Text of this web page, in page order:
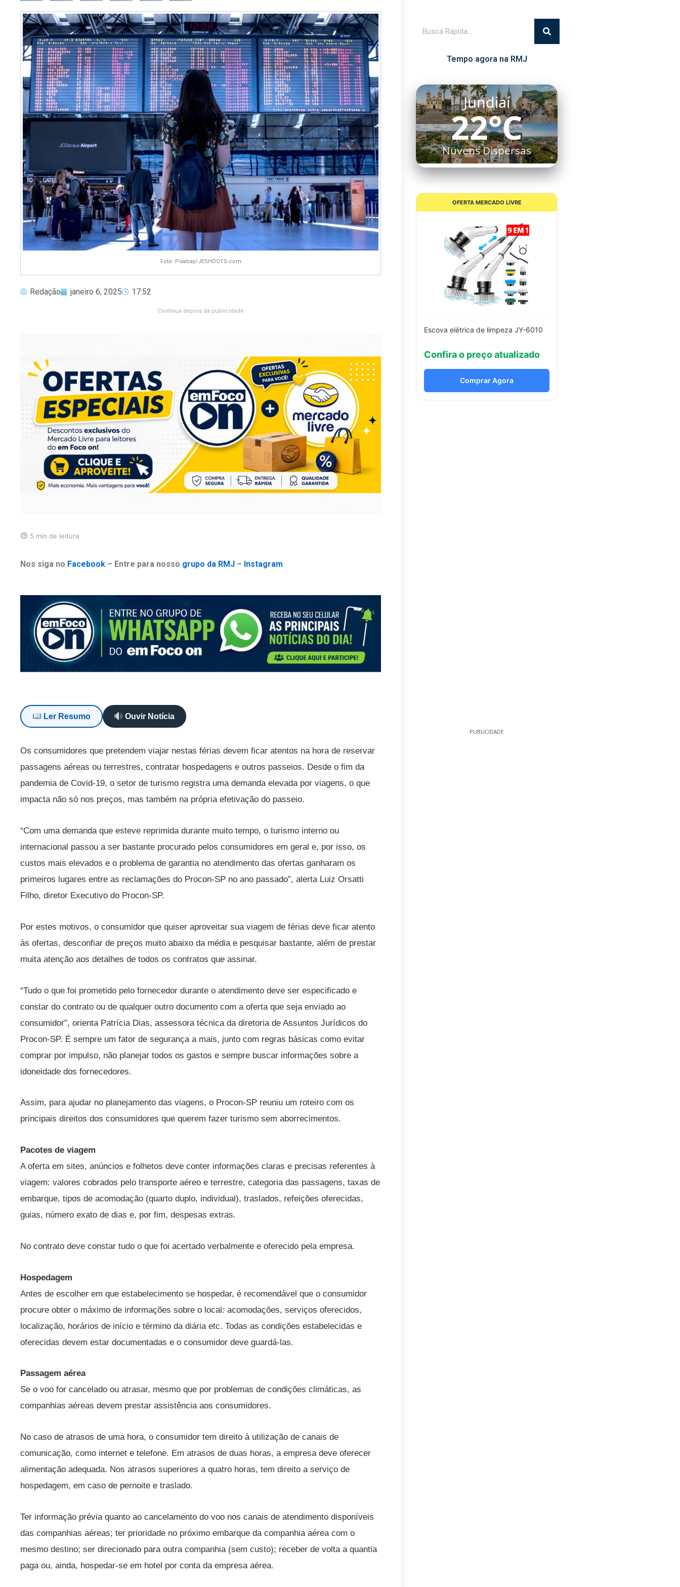
Foto: Pixabay/JESHOOTS-com
Redação janeiro 6, 2025 17:52
Continua depois da publicidade
5 min de leitura
Nos siga no Facebook – Entre para nosso grupo da RMJ – Instagram
Ler Resumo Ouvir Notícia
Os consumidores que pretendem viajar nestas férias devem ficar atentos na hora de reservar
passagens aéreas ou terrestres, contratar hospedagens e outros passeios. Desde o fim da
pandemia de Covid-19, o setor de turismo registra uma demanda elevada por viagens, o que
impacta não só nos preços, mas também na própria efetivação do passeio.
“Com uma demanda que esteve reprimida durante muito tempo, o turismo interno ou
internacional passou a ser bastante procurado pelos consumidores em geral e, por isso, os
custos mais elevados e o problema de garantia no atendimento das ofertas ganharam os
primeiros lugares entre as reclamações do Procon-SP no ano passado”, alerta Luiz Orsatti
Filho, diretor Executivo do Procon-SP.
Por estes motivos, o consumidor que quiser aproveitar sua viagem de férias deve ficar atento
às ofertas, desconfiar de preços muito abaixo da média e pesquisar bastante, além de prestar
muita atenção aos detalhes de todos os contratos que assinar.
“Tudo o que foi prometido pelo fornecedor durante o atendimento deve ser especificado e
constar do contrato ou de qualquer outro documento com a oferta que seja enviado ao
consumidor”, orienta Patrícia Dias, assessora técnica da diretoria de Assuntos Jurídicos do
Procon-SP. É sempre um fator de segurança a mais, junto com regras básicas como evitar
comprar por impulso, não planejar todos os gastos e sempre buscar informações sobre a
idoneidade dos fornecedores.
Assim, para ajudar no planejamento das viagens, o Procon-SP reuniu um roteiro com os
principais direitos dos consumidores que querem fazer turismo sem aborrecimentos.
Pacotes de viagem
A oferta em sites, anúncios e folhetos deve conter informações claras e precisas referentes à
viagem: valores cobrados pelo transporte aéreo e terrestre, categoria das passagens, taxas de
embarque, tipos de acomodação (quarto duplo, individual), traslados, refeições oferecidas,
guias, número exato de dias e, por fim, despesas extras.
No contrato deve constar tudo o que foi acertado verbalmente e oferecido pela empresa.
Hospedagem
Antes de escolher em que estabelecimento se hospedar, é recomendável que o consumidor
procure obter o máximo de informações sobre o local: acomodações, serviços oferecidos,
localização, horários de início e término da diária etc. Todas as condições estabelecidas e
oferecidas devem estar documentadas e o consumidor deve guardá-las.
Passagem aérea
Se o voo for cancelado ou atrasar, mesmo que por problemas de condições climáticas, as
companhias aéreas devem prestar assistência aos consumidores.
No caso de atrasos de uma hora, o consumidor tem direito à utilização de canais de
comunicação, como internet e telefone. Em atrasos de duas horas, a empresa deve oferecer
alimentação adequada. Nos atrasos superiores a quatro horas, tem direito a serviço de
hospedagem, em caso de pernoite e traslado.
Ter informação prévia quanto ao cancelamento do voo nos canais de atendimento disponíveis
das companhias aéreas; ter prioridade no próximo embarque da companhia aérea com o
mesmo destino; ser direcionado para outra companhia (sem custo); receber de volta a quantia
paga ou, ainda, hospedar-se em hotel por conta da empresa aérea.
Tempo agora na RMJ
Itatiba
21°C
Algumas Nuvens
OFERTA MERCADO LIVRE
Escova elétrica de limpeza JY-6010
Confira o preço atualizado
Comprar Agora
PUBLICIDADE